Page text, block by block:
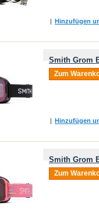
| Hinzufügen
Smith Grom
Zum
| Hinzufügen
Smith Grom
Zum